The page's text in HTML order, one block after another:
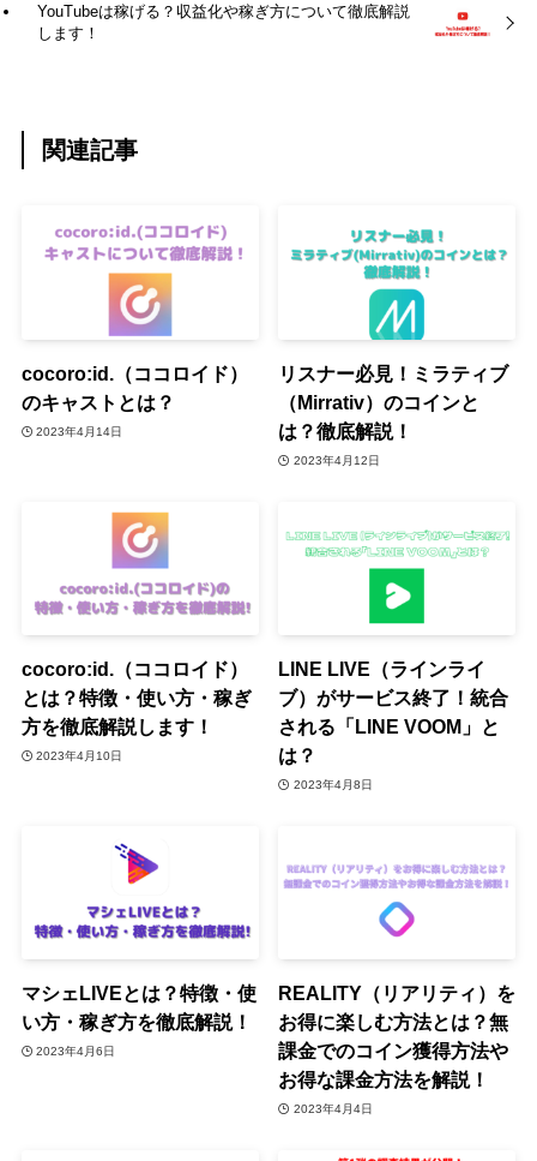
YouTubeは稼げる？収益化や稼ぎ方について徹底解説
します！
関連記事
cocoro:id.（ココロイド）
のキャストとは？
2023年4月14日
リスナー必見！ミラティブ
（Mirrativ）のコインと
は？徹底解説！
2023年4月12日
cocoro:id.（ココロイド）
とは？特徴・使い方・稼ぎ
方を徹底解説します！
2023年4月10日
LINE LIVE（ラインライ
ブ）がサービス終了！統合
される「LINE VOOM」と
は？
2023年4月8日
マシェLIVEとは？特徴・使
い方・稼ぎ方を徹底解説！
2023年4月6日
REALITY（リアリティ）を
お得に楽しむ方法とは？無
課金でのコイン獲得方法や
お得な課金方法を解説！
2023年4月4日